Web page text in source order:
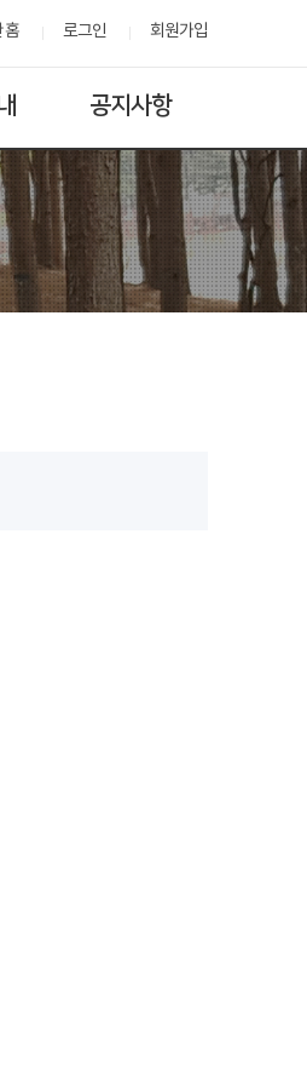
홈 로그인 회원가입
공지사항